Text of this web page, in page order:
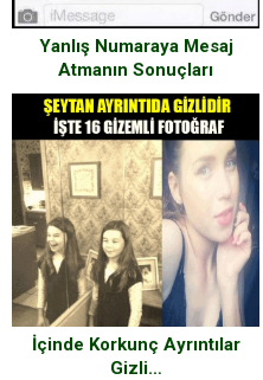
Yanlış Numaraya Mesaj
Atmanın Sonuçları
İçinde Korkunç Ayrıntılar
Gizli…